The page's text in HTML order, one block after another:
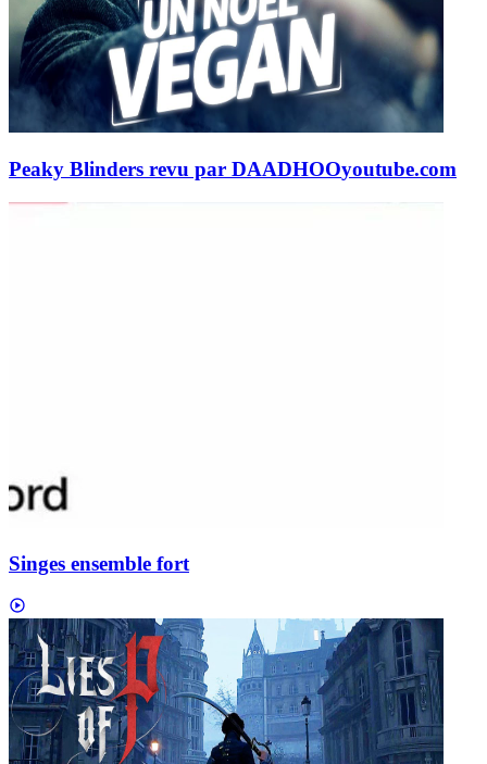
Peaky Blinders revu par DAADHOOyoutube.com
Singes ensemble fort